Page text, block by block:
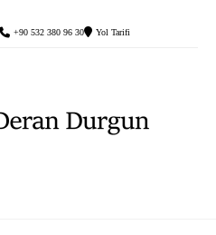
+90 532 380 96 30 Yol Tarifi